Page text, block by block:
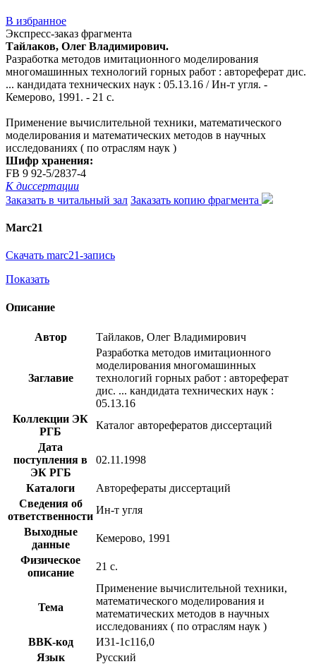
В избранное
Экспресс-заказ фрагмента
Тайлаков, Олег Владимирович.
Разработка методов имитационного моделирования
многомашинных технологий горных работ : автореферат дис.
... кандидата технических наук : 05.13.16 / Ин-т угля. -
Кемерово, 1991. - 21 с.
Применение вычислительной техники, математического
моделирования и математических методов в научных
исследованиях ( по отраслям наук )
Шифр хранения:
FB 9 92-5/2837-4
К диссертации
Заказать в читальный зал Заказать копию фрагмента
Marc21
Скачать marc21-запись
Показать
Описание
Автор Тайлаков, Олег Владимирович
Заглавие
Разработка методов имитационного
моделирования многомашинных
технологий горных работ : автореферат
дис. ... кандидата технических наук :
05.13.16
Коллекции ЭК
РГБ
Каталог авторефератов диссертаций
Дата
поступления в
ЭК РГБ
02.11.1998
Каталоги
Авторефераты диссертаций
Сведения об
ответственности
Ин-т угля
Выходные
данные
Кемерово, 1991
Физическое
описание
21 с.
Тема
Применение вычислительной техники,
математического моделирования и
математических методов в научных
исследованиях ( по отраслям наук )
BBK-код
И31-1с116,0
Язык
Русский